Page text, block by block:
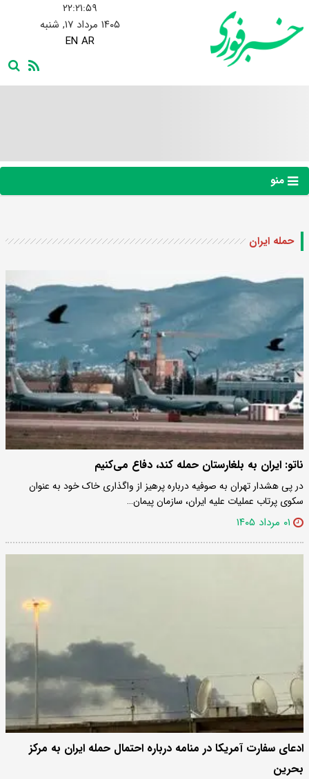
۲۲:۲۲:۰۰
۱۴۰۵ مرداد ۱۷, شنبه
EN AR
منو
حمله ایران
ناتو: ایران به بلغارستان حمله کند، دفاع می‌کنیم
در پی هشدار تهران به صوفیه درباره پرهیز از واگذاری خاک خود به عنوان
سکوی پرتاب عملیات علیه ایران، سازمان پیمان…
۰۱ مرداد ۱۴۰۵
ادعای سفارت آمریکا در منامه درباره احتمال حمله ایران به مرکز
بحرین